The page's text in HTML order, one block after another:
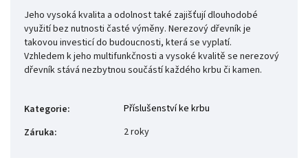
Jeho vysoká kvalita a odolnost také zajišťují dlouhodobé
využití bez nutnosti časté výměny. Nerezový dřevník je
takovou investicí do budoucnosti, která se vyplatí.
Vzhledem k jeho multifunkčnosti a vysoké kvalitě se nerezový
dřevník stává nezbytnou součástí každého krbu či kamen.
Kategorie:
Příslušenství ke krbu
Záruka: 2 roky